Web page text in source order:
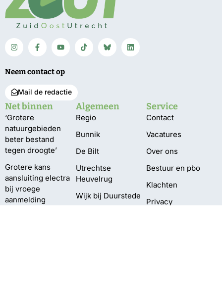
Neem contact op
Mail de redactie
Net binnen
‘Grotere
natuurgebieden
beter bestand
tegen droogte’
Grotere kans
aansluiting electra
bij vroege
aanmelding
Algemeen
Regio
Bunnik
De Bilt
Utrechtse
Heuvelrug
Wijk bij Duurstede
Service
Contact
Vacatures
Over ons
Bestuur en pbo
Klachten
Privacy